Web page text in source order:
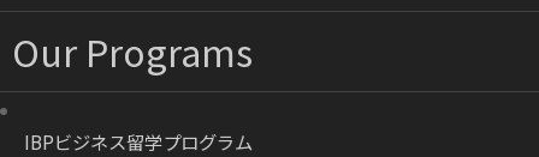
Our Programs
IBPビジネス留学プログラム